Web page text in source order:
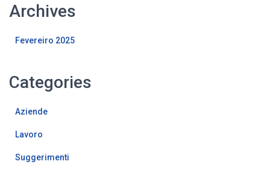
Archives
Fevereiro 2025
Categories
Aziende
Lavoro
Suggerimenti